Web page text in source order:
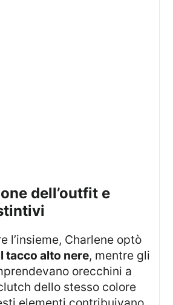
tacco alto nere, mentre gli
orecchini a
dello stesso colore